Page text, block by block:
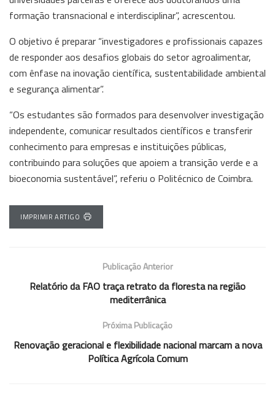
formação transnacional e interdisciplinar”, acrescentou.
O objetivo é preparar “investigadores e profissionais capazes
de responder aos desafios globais do setor agroalimentar,
com ênfase na inovação científica, sustentabilidade ambiental
e segurança alimentar”.
“Os estudantes são formados para desenvolver investigação
independente, comunicar resultados científicos e transferir
conhecimento para empresas e instituições públicas,
contribuindo para soluções que apoiem a transição verde e a
bioeconomia sustentável”, referiu o Politécnico de Coimbra.
IMPRIMIR ARTIGO
Publicação Anterior
Relatório da FAO traça retrato da floresta na região
mediterrânica
Próxima Publicação
Renovação geracional e flexibilidade nacional marcam a nova
Política Agrícola Comum